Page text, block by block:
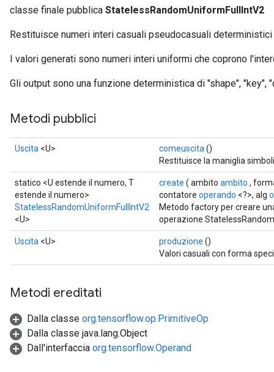
classe finale pubblica StatelessRandomUniformFullIntV2
Restituisce numeri interi casuali pseudocasuali
I valori generati sono numeri interi uniformi che coprono
Gli output sono una funzione deterministica di "shape", "key",
Metodi pubblici
Uscita <U> comeuscita ()
Restituisce la maniglia
statico <U estende il numero, T
estende il numero>
StatelessRandomUniformFullIntV2
<U>
create ( ambito ambito ,
contatore operando <?>, alg
Metodo factory per creare
operazione
Uscita <U> produzione ()
Valori casuali con forma
Metodi ereditati
Dalla classe org.tensorflow.op.PrimitiveOp
Dalla classe java.lang.Object
Dall'interfaccia org.tensorflow.Operand